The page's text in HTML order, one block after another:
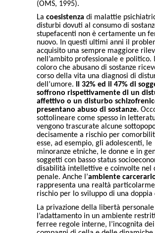
(OMS, 1995).
La coesistenza di malattie
disturbi dovuti al consumo di
stupefacenti non è certamente un
nuovo. In questi ultimi anni il
acquisito una sempre maggiore
nell’ambito professionale e politico.
coloro che abusano di sostanze
corso della vita una diagnosi di
dell’umore. Il 32% ed il 47% di
soffrono rispettivamente di un
affettivo o un disturbo
presentano abuso di sostanze.
sottolineare come spesso in
vengono trascurate alcune
decisamente a rischio per
esse, ad esempio, gli adolescenti, le
minoranze etniche, le donne e in
soggetti con basso status
disabilità intellettive e coinvolte nel
penale. Anche l’ambiente
rappresenta una realtà
rischio per lo sviluppo di una doppia
La privazione della libertà
l’adattamento in un ambiente
ferree regole interne, l’incognita dei